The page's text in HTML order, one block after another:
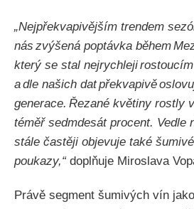
„Nejpřekvapivějším trendem
nás zvýšená poptávka během
který se stal nejrychleji
a dle našich dat překvapivě
generace. Řezané květiny rostly
téměř sedmdesát procent. Vedle
stále častěji objevuje také
poukazy,“ doplňuje Miroslava
Právě segment šumivých vín